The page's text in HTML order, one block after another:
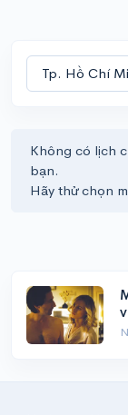
Không có lịch
bạn.
Hãy thử chọn